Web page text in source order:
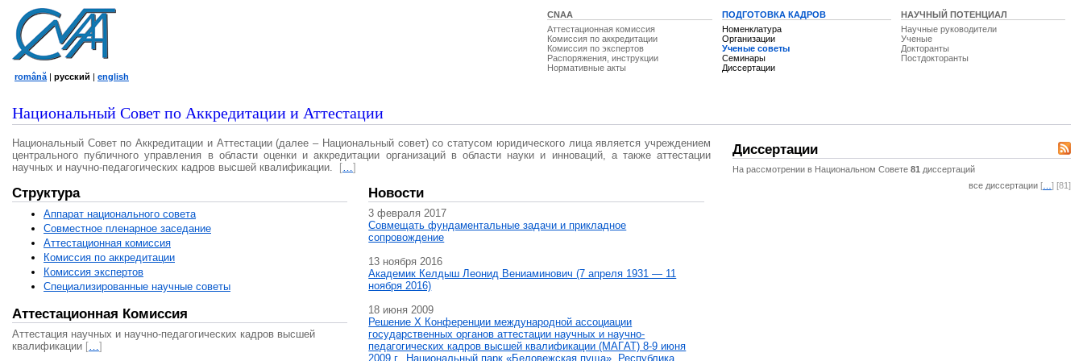
CNAA
Аттестационная комиссия
Комиссия по аккредитации
Комиссия по экспертов
Распоряжения, инструкции
Нормативные акты
ПОДГОТОВКА КАДРОВ
Номенклатура
Организации
Ученые советы
Семинары
Диссертации
НАУЧНЫЙ ПОТЕНЦИАЛ
Научные руководители
Ученые
Докторанты
Постдокторанты
română | русский | english
Национальный Совет по Аккредитации и Аттестации
Национальный Совет по Аккредитации и Аттестации (далее – Национальный совет) со статусом юридического лица является учреждением
центрального публичного управления в области оценки и аккредитации организаций в области науки и инноваций, а также аттестации
научных и научно-педагогических кадров высшей квалификации.
[…]
Структура
Аппарат национального совета
Совместное пленарное заседание
Аттестационная комисcия
Комиссия по аккредитации
Комиссия экспертов
Специализированные научные советы
Аттестационная Комиссия
Аттестация научных и научно-педагогических кадров высшей
квалификации […]
Новости
3 февраля 2017
Совмещать фундаментальные задачи и прикладное
сопровождение
13 ноября 2016
Академик Келдыш Леонид Вениаминович (7 апреля 1931 — 11
ноября 2016)
18 июня 2009
Решение X Конференции международной ассоциации
государственных органов аттестации научных и научно-
педагогических кадров высшей квалификации (МАГAT) 8-9 июня
2009 г., Национальный парк «Беловежская пуща», Республика
Диссертации
На рассмотрении в Национальном Совете 81 диссертаций
все диссертации [ ] [81]